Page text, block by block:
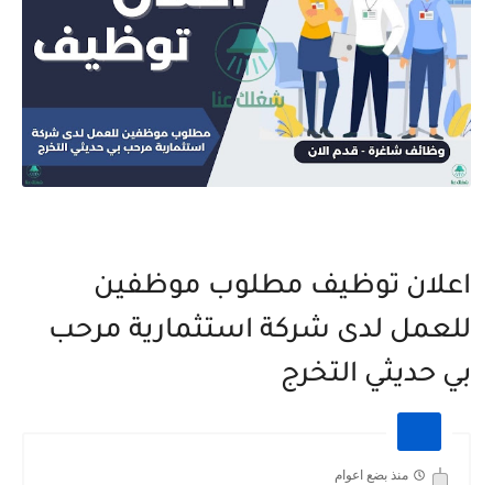
اعلان توظيف مطلوب موظفين
للعمل لدى شركة استثمارية مرحب
بي حديثي التخرج
منذ بضع اعوام